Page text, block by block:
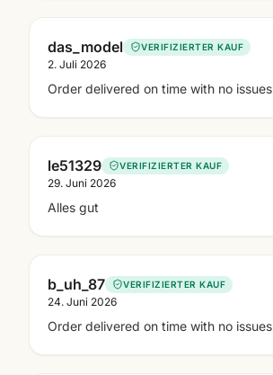
das_model VERIFIZIERTER KAUF
2. Juli 2026
Order delivered on time with no issues
le51329 VERIFIZIERTER KAUF
29. Juni 2026
Alles gut
b_uh_87 VERIFIZIERTER KAUF
24. Juni 2026
Order delivered on time with no issues